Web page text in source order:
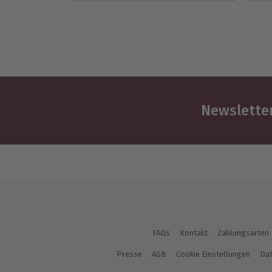
FAQs Kontakt Zahlungsarten
Presse AGB Cookie Einstellungen